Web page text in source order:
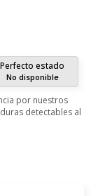
Perfecto estado
No disponible
por nuestros
detectables al